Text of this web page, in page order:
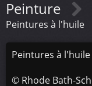
Peinture
Peintures à l'huile
Peintures à l'huile
© Rhode Bath-